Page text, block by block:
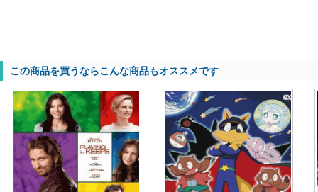
この商品を買うならこんな商品もオススメです